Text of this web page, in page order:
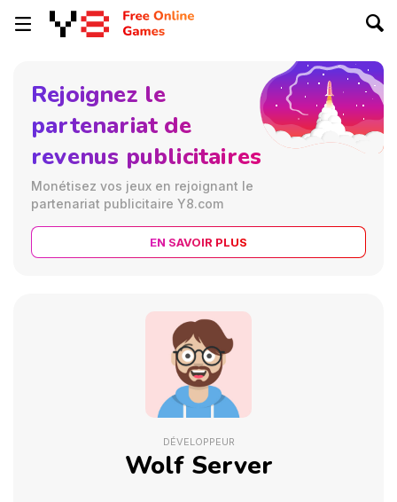
DÉVELOPPEUR
Wolf Server
Rejoignez le
partenariat de
revenus publicitaires
Monétisez vos jeux en rejoignant le
partenariat publicitaire Y8.com
EN SAVOIR PLUS